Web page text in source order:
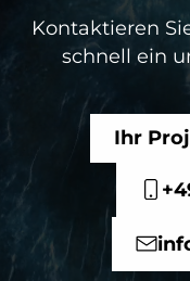
Kontaktieren
schnell ein
Ihr